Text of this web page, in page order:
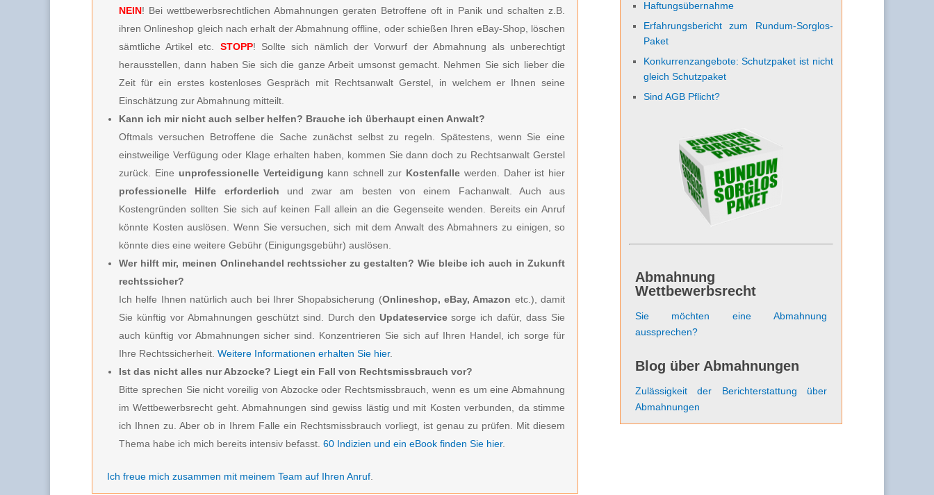
NEIN! Bei wettbewerbsrechtlichen Abmahnungen geraten Betroffene oft in Panik und schalten z.B.
ihren Onlineshop gleich nach erhalt der Abmahnung offline, oder schießen Ihren eBay-Shop, löschen
sämtliche Artikel etc. STOPP! Sollte sich nämlich der Vorwurf der Abmahnung als unberechtigt
herausstellen, dann haben Sie sich die ganze Arbeit umsonst gemacht. Nehmen Sie sich lieber die
Zeit für ein erstes kostenloses Gespräch mit Rechtsanwalt Gerstel, in welchem er Ihnen seine
Einschätzung zur Abmahnung mitteilt.
Kann ich mir nicht auch selber helfen? Brauche ich überhaupt einen Anwalt?
Oftmals versuchen Betroffene die Sache zunächst selbst zu regeln. Spätestens, wenn Sie eine
einstweilige Verfügung oder Klage erhalten haben, kommen Sie dann doch zu Rechtsanwalt Gerstel
zurück. Eine unprofessionelle Verteidigung kann schnell zur Kostenfallewerden. Daher ist hier
professionelle Hilfe erforderlich und zwar am besten von einem Fachanwalt. Auch aus
Kostengründen sollten Sie sich auf keinen Fall allein an die Gegenseite wenden. Bereits ein Anruf
könnte Kosten auslösen. Wenn Sie versuchen, sich mit dem Anwalt des Abmahners zu einigen, so
könnte dies eine weitere Gebühr (Einigungsgebühr) auslösen.
Wer hilft mir, meinen Onlinehandel rechtssicher zu gestalten? Wie bleibe ich auch in Zukunft
rechtssicher?
Ich helfe Ihnen natürlich auch bei Ihrer Shopabsicherung (Onlineshop, eBay, Amazon etc.), damit
Sie künftig vor Abmahnungen geschützt sind. Durch den Updateservicesorge ich dafür, dass Sie
auch künftig vor Abmahnungen sicher sind. Konzentrieren Sie sich auf Ihren Handel, ich sorge für
Ihre Rechtssicherheit. Weitere Informationen erhalten Sie hier.
Ist das nicht alles nur Abzocke? Liegt ein Fall von Rechtsmissbrauch vor?
Bitte sprechen Sie nicht voreilig von Abzocke oder Rechtsmissbrauch, wenn es um eine Abmahnung
im Wettbewerbsrecht geht. Abmahnungen sind gewiss lästig und mit Kosten verbunden, da stimme
ich Ihnen zu. Aber ob in Ihrem Falle ein Rechtsmissbrauch vorliegt, ist genau zu prüfen. Mit diesem
Thema habe ich mich bereits intensiv befasst. 60 Indizien und ein eBook finden Sie hier.
Ich freue mich zusammen mit meinem Team auf Ihren Anruf
Haftungsübernahme
Erfahrungsbericht zum Rundum-Sorglos-
Paket
Konkurrenzangebote: Schutzpaket ist nicht
gleich Schutzpaket
Sind AGB Pflicht?
Abmahnung
Wettbewerbsrecht
Sie möchten eine Abmahnung
aussprechen?
Blog über Abmahnungen
Zulässigkeit der Berichterstattung über
Abmahnungen